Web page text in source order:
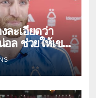
ละเอียดว่า
อล ช่วยให้เขา